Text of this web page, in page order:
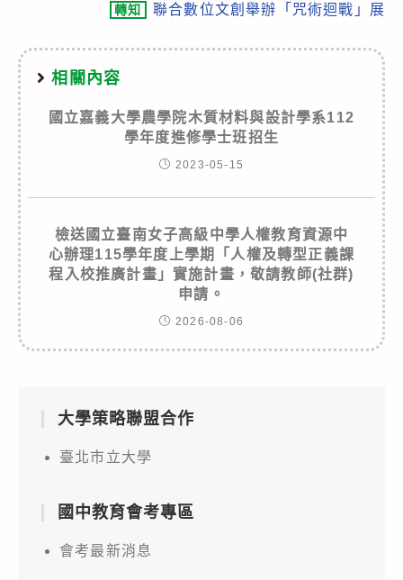
轉知 聯合數位文創舉辦「咒術迴戰」展
相關內容
國立嘉義大學農學院木質材料與設計學系112
學年度進修學士班招生
2023-05-15
檢送國立臺南女子高級中學人權教育資源中
心辦理115學年度上學期「人權及轉型正義課
程入校推廣計畫」實施計畫，敬請教師(社群)
申請。
2026-08-06
大學策略聯盟合作
臺北市立大學
國中教育會考專區
會考最新消息